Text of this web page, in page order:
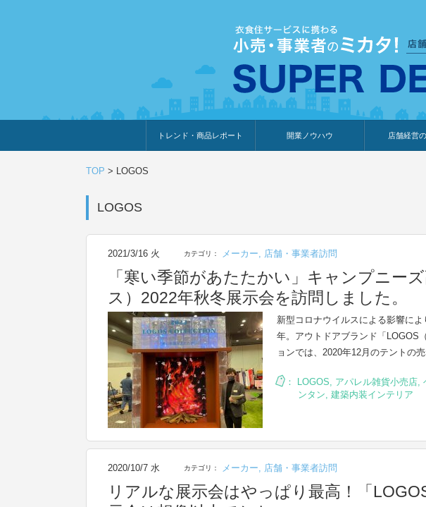
トレンド・商品レポート 開業ノウハウ 店舗経営
TOP > LOGOS
LOGOS
2021/3/16 火 カテゴリ： メーカー, 店舗・事業者訪問
「寒い季節があたたかい」キャンプニー
ス）2022年秋冬展示会を訪問しました。
新型コロナウイルスによる影響に
年。アウトドアブランド「LOGOS
ョンでは、2020年12月のテントの
： LOGOS, アパレル雑貨小売店,
ンタン, 建築内装インテリア
2020/10/7 水 カテゴリ： メーカー, 店舗・事業者訪問
リアルな展示会はやっぱり最高！「